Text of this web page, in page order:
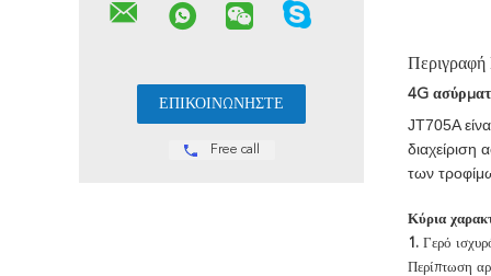
Free call
Περιγραφή
4G
JT705A
διαχείριση
των
Κύρια
1. Γερό
Περίπτωση